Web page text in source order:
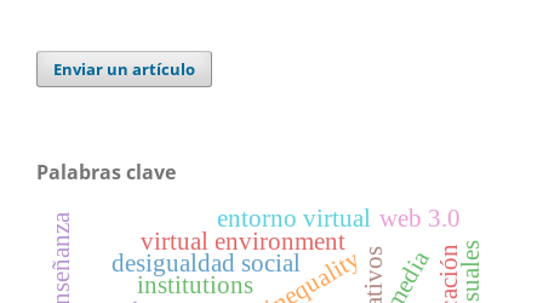
Enviar un artículo
Palabras clave
desigualdad social
institutions media
virtual environment
entorno virtual web 3.0